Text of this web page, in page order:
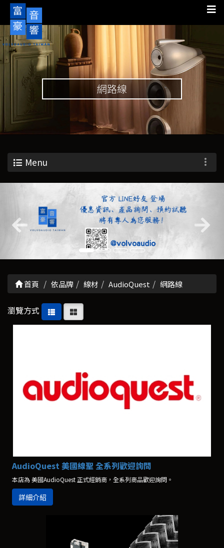
網路線
Menu
首頁 依品牌 線材 AudioQuest 網路線
瀏覽方式
AudioQuest 美國線聖 全系列歡迎詢問
本店為 美國AudioQuest 正式經銷商，全系列商品歡迎詢問。
詳細介紹